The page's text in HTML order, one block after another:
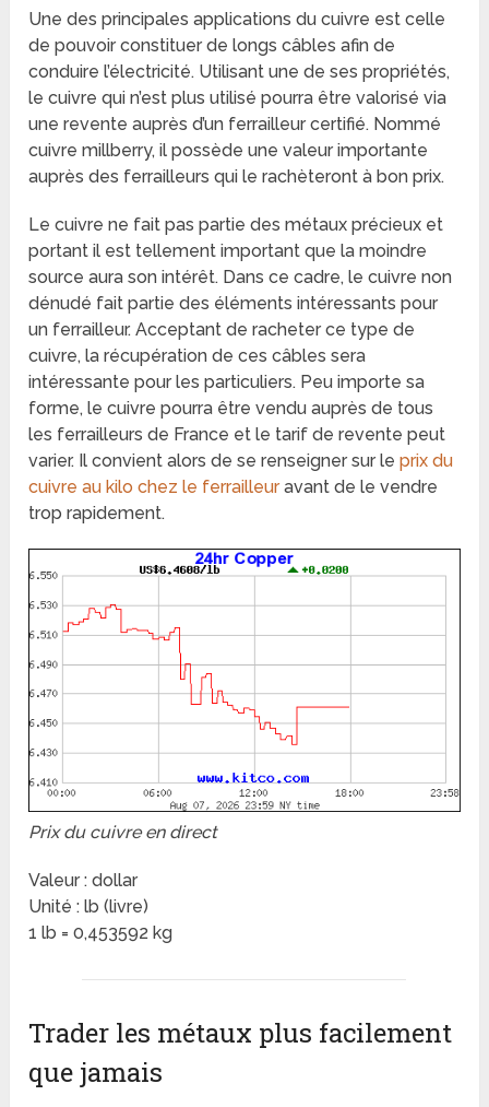
Une des principales applications du cuivre est celle
de pouvoir constituer de longs câbles afin de
conduire l’électricité. Utilisant une de ses propriétés,
le cuivre qui n’est plus utilisé pourra être valorisé via
une revente auprès d’un ferrailleur certifié. Nommé
cuivre millberry, il possède une valeur importante
auprès des ferrailleurs qui le rachèteront à bon prix.
Le cuivre ne fait pas partie des métaux précieux et
portant il est tellement important que la moindre
source aura son intérêt. Dans ce cadre, le cuivre non
dénudé fait partie des éléments intéressants pour
un ferrailleur. Acceptant de racheter ce type de
cuivre, la récupération de ces câbles sera
intéressante pour les particuliers. Peu importe sa
forme, le cuivre pourra être vendu auprès de tous
les ferrailleurs de France et le tarif de revente peut
varier. Il convient alors de se renseigner sur leprix du
cuivre au kilo chez le ferrailleuravant de le vendre
trop rapidement.
Prix du cuivre en direct
Valeur : dollar
Unité : lb (livre)
1 lb = 0,453592 kg
Trader les métaux plus facilement
que jamais